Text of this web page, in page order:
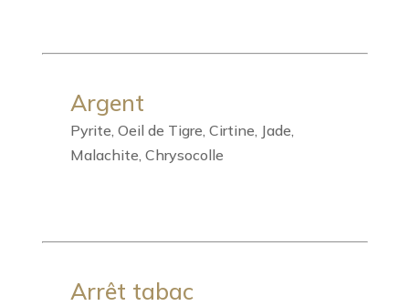
Argent
Pyrite, Oeil de Tigre, Cirtine, Jade,
Malachite, Chrysocolle
Arrêt tabac